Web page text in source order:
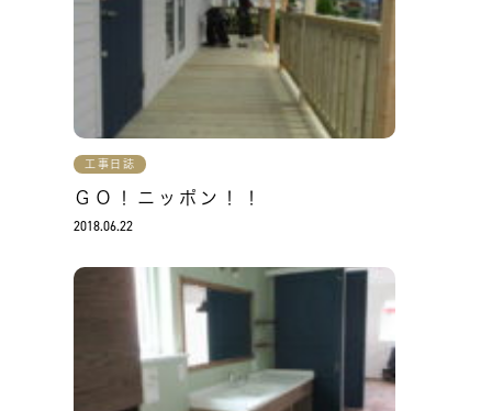
工事日誌
ＧＯ！ニッポン！！
2018.06.22